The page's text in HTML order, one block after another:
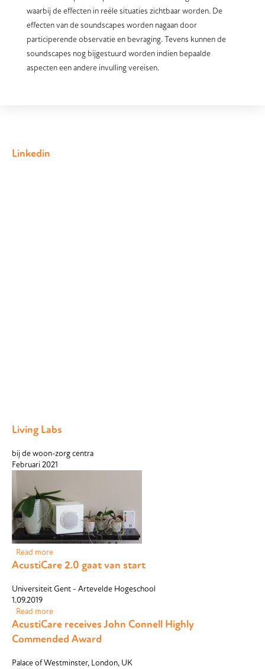
waarbij de effecten in reële situaties zichtbaar worden. De
effecten van de soundscapes worden nagaan door
participerende observatie en bevraging. Tevens kunnen de
soundscapes nog bijgestuurd worden indien bepaalde
aspecten een andere invulling vereisen.
Linkedin
Living Labs
bij de woon-zorg centra
Februari 2021
Read more
AcustiCare 2.0 gaat van start
Universiteit Gent - Artevelde Hogeschool
1.09.2019
Read more
AcustiCare receives John Connell Highly
Commended Award
Palace of Westminster, London, UK